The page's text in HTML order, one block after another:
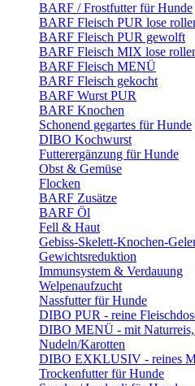
BARF / Frostfutter für Hunde
BARF Fleisch PUR lose
BARF Fleisch PUR gewolft
BARF Fleisch MIX lose
BARF Fleisch MENÜ
BARF Fleisch gekocht
BARF Wurst PUR
BARF Knochen
Schonend gegartes für Hunde
DIBO Kochwurst
Futterergänzung für Hunde
Obst & Gemüse
Flocken
BARF Zusätze
BARF Öl
Fell & Haut
Gebiss-Skelett-Knochen-
Gewichtsreduktion
Immunsystem & Verdauung
Welpenaufzucht
Nassfutter für Hunde
DIBO PUR - reine
DIBO MENÜ - mit
Nudeln/Karotten
DIBO EXKLUSIV - reines
Trockenfutter für Hunde